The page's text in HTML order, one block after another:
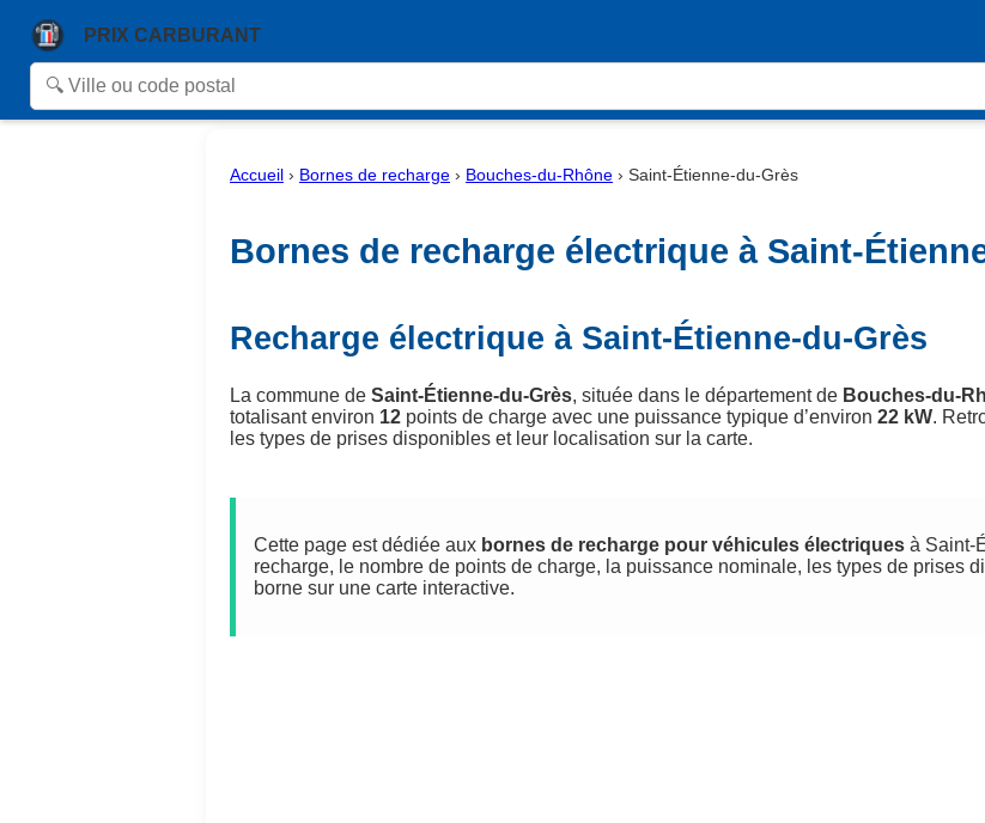
PRIX CARBURANT
Accueil › Bornes de recharge › Bouches-du-Rhône › Saint-Étienne-du-Grès
Bornes de recharge électrique à Saint-
Recharge électrique à Saint-Étienne-du-Grès
La commune de Saint-Étienne-du-Grès, située dans le département de Bouches-du-
totalisant environ 12 points de charge avec une puissance typique d’environ 22 kW.
les types de prises disponibles et leur localisation sur la carte.
Cette page est dédiée aux bornes de recharge pour véhicules électriques à Saint-
recharge, le nombre de points de charge, la puissance nominale, les types de prises
borne sur une carte interactive.